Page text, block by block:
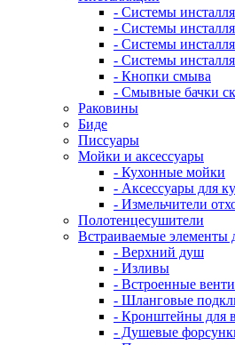
- Системы
- Системы
- Системы
- Системы
- Кнопки смыва
- Смывные бачки
Раковины
Биде
Писсуары
Мойки и аксессуары
- Кухонные мойки
- Аксессуары для
- Измельчители
Полотенцесушители
Встраиваемые элементы
- Верхний душ
- Изливы
- Встроенные
- Шланговые
- Кронштейны для
- Душевые